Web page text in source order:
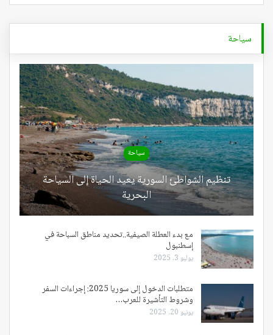
سياحة
سياحة
تنظيم الشواطئ السورية يعيد الحياة إلى السياحة
البحرية
مع بدء العطلة الصيفية..تحديد مناطق السباحة في
إسطنبول
يوليو 3, 2025
متطلبات الدخول إلى سوريا 2025: إجراءات السفر
وشروط التأشيرة للعرب…
يونيو 20, 2025